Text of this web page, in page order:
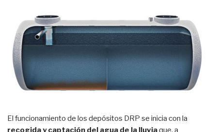
El funcionamiento de los depósitos DRP se inicia con la
recogida y captación del agua de la lluviaque, a